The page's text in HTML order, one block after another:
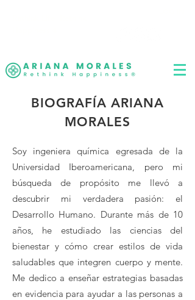
BIOGRAFÍA ARIANA
MORALES
Soy ingeniera química egresada de la
Universidad Iberoamericana, pero mi
búsqueda de propósito me llevó a
descubrir mi verdadera pasión: el
Desarrollo Humano. Durante más de 10
años, he estudiado las ciencias del
bienestar y cómo crear estilos de vida
saludables que integren cuerpo y mente.
Me dedico a enseñar estrategias basadas
en evidencia para ayudar a las personas a